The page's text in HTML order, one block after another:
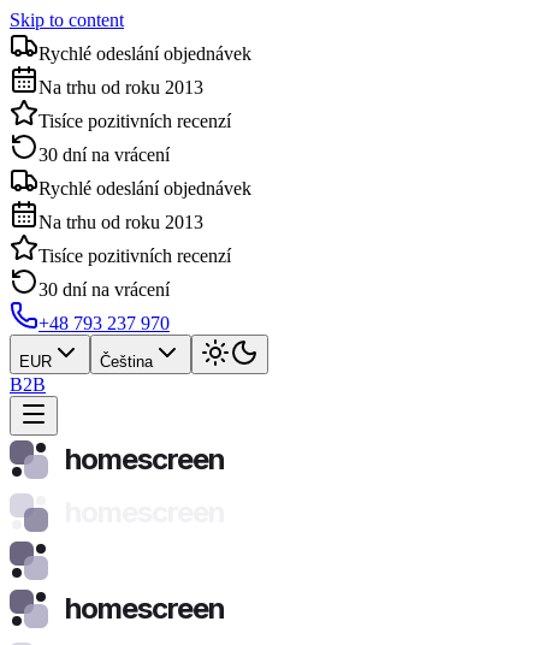
Skip to content
Rychlé odeslání objednávek
Na trhu od roku 2013
Tisíce pozitivních recenzí
30 dní na vrácení
Rychlé odeslání objednávek
Na trhu od roku 2013
Tisíce pozitivních recenzí
30 dní na vrácení
+48 793 237 970
EUR Čeština
B2B
homescreen
homescreen